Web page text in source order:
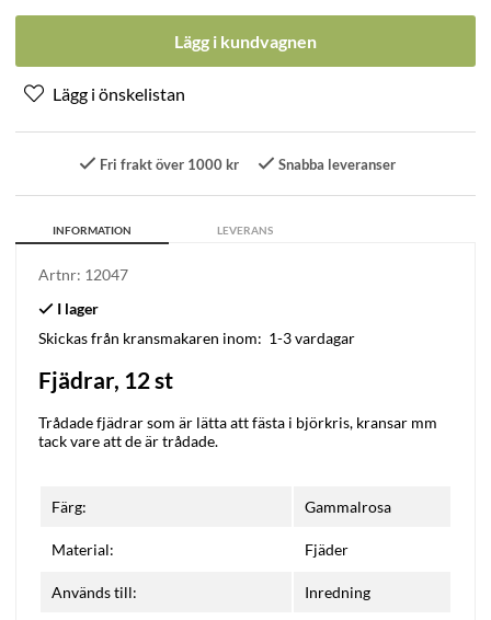
Lägg i kundvagnen
Fri frakt över 1000 kr Snabba leveranser
INFORMATION LEVERANS
Artnr: 12047
Skickas från kransmakaren inom: 1-3 vardagar
Fjädrar, 12 st
Trådade fjädrar som är lätta att fästa i björkris, kransar mm
tack vare att de är trådade.
Färg: Gammalrosa
Material: Fjäder
Används till: Inredning